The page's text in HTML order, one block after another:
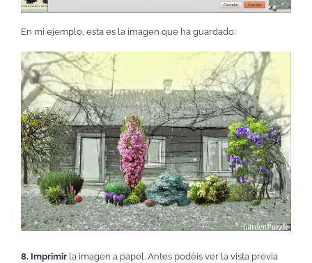
En mi ejemplo, esta es la imagen que ha guardado:
8. Imprimir la imagen a papel. Antes podéis ver la vista previa